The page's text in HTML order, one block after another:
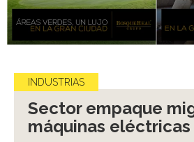
INDUSTRIAS
Sector empaque
máquinas eléctricas